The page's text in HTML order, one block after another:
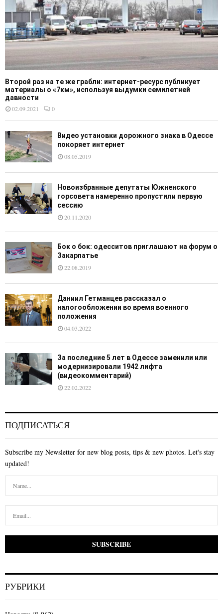
Второй раз на те же грабли: интернет-ресурс публикует
материалы о «7км», используя выдумки семилетней
давности
02.09.2021
0
Видео установки дорожного знака в Одессе
покоряет интернет
08.05.2019
Новоизбранные депутаты Южненского
горсовета намеренно пропустили первую
сессию
20.11.2020
Бок о бок: одесситов приглашают на форум о
Закарпатье
22.08.2019
Даниил Гетманцев рассказал о
налогообложении во время военного
положения
04.03.2022
За последние 5 лет в Одессе заменили или
модернизировали 1942 лифта
(видеокомментарий)
22.02.2022
ПОДПИСАТЬСЯ
Subscribe my Newsletter for new blog posts, tips & new photos. Let's stay
updated!
РУБРИКИ